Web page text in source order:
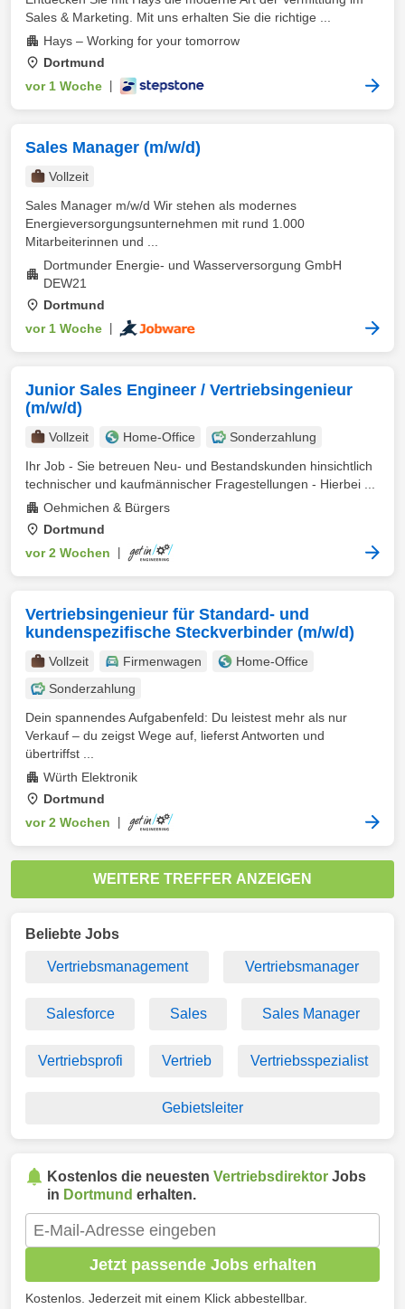
Sales & Marketing. Mit uns erhalten Sie die richtige ...
Hays – Working for your tomorrow
Dortmund
vor 1 Woche
Sales Manager (m/w/d)
Vollzeit
Sales Manager m/w/d Wir stehen als modernes
Energieversorgungsunternehmen mit rund 1.000
Mitarbeiterinnen und ...
Dortmunder Energie- und Wasserversorgung GmbH
DEW21
Dortmund
vor 1 Woche
Junior Sales Engineer / Vertriebsingenieur
(m/w/d)
Vollzeit Home-Office
Sonderzahlung
Ihr Job - Sie betreuen Neu- und Bestandskunden hinsichtlich
technischer und kaufmännischer Fragestellungen - Hierbei ...
Oehmichen & Bürgers
Dortmund
vor 2 Wochen
Vertriebsingenieur für Standard- und
kundenspezifische Steckverbinder (m/w/d)
Vollzeit Firmenwagen
Home-Office
Sonderzahlung
Dein spannendes Aufgabenfeld: Du leistest mehr als nur
Verkauf – du zeigst Wege auf, lieferst Antworten und
übertriffst ...
Würth Elektronik
Dortmund
vor 2 Wochen
WEITERE TREFFER ANZEIGEN
Beliebte Jobs
Vertriebsmanagement Vertriebsmanager
Salesforce Sales Sales Manager
Vertriebsprofi Vertrieb Vertriebsspezialist
Gebietsleiter
Kostenlos die neuesten Vertriebsdirektor Jobs
in Dortmund erhalten.
Jetzt passende Jobs erhalten
Kostenlos. Jederzeit mit einem Klick abbestellbar.